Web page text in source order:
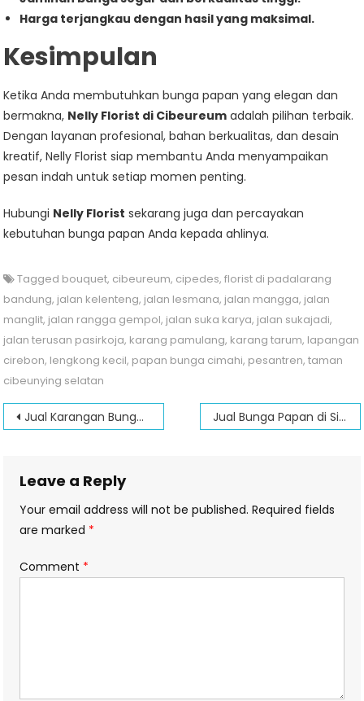
Harga terjangkau dengan hasil yang maksimal.
Kesimpulan
Ketika Anda membutuhkan bunga papan yang elegan dan
bermakna, Nelly Florist di Cibeureum adalah pilihan terbaik.
Dengan layanan profesional, bahan berkualitas, dan desain
kreatif, Nelly Florist siap membantu Anda menyampaikan
pesan indah untuk setiap momen penting.
Hubungi Nelly Florist sekarang juga dan percayakan
kebutuhan bunga papan Anda kepada ahlinya.
Tagged bouquet, cibeureum, cipedes,florist di padalarang
bandung, jalan kelenteng, jalan lesmana, jalan mangga, jalan
manglit, jalan rangga gempol, jalan suka karya, jalan sukajadi,
jalan terusan pasirkoja, karang pamulang, karang tarum, lapangan
cirebon, lengkong kecil, papan bunga cimahi, pesantren,taman
cibeunying selatan
Post
Jual Karangan Bunga Papan di Jalan Cicendo Jual Bunga Papan di Situ Ciburuy
Leave a Reply
Your email address will not be published. Required fields
are marked *
Comment *